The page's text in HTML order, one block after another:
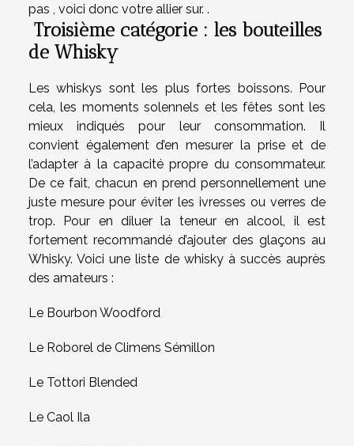
pas , voici donc votre allier sur. .
Troisième catégorie : les bouteilles
de Whisky
Les whiskys sont les plus fortes boissons. Pour
cela, les moments solennels et les fêtes sont les
mieux indiqués pour leur consommation. Il
convient également d’en mesurer la prise et de
l’adapter à la capacité propre du consommateur.
De ce fait, chacun en prend personnellement une
juste mesure pour éviter les ivresses ou verres de
trop. Pour en diluer la teneur en alcool, il est
fortement recommandé d’ajouter des glaçons au
Whisky. Voici une liste de whisky à succès auprès
des amateurs :
Le Bourbon Woodford
Le Roborel de Climens Sémillon
Le Tottori Blended
Le Caol Ila